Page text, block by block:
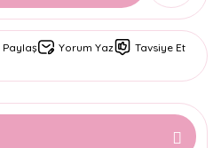
Paylaş Yorum Yaz
Tavsiye Et